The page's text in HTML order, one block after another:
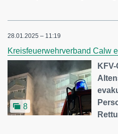
28.01.2025 – 11:19
Kreisfeuerwehrverband Calw
8